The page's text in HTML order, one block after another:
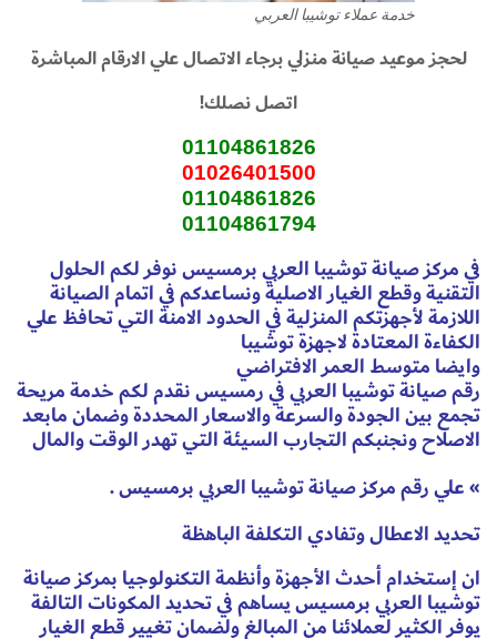
خدمة عملاء توشيبا العربي
لحجز موعيد صيانة منزلي برجاء الاتصال علي الارقام المباشرة
اتصل نصلك!
01104861826
01026401500
01104861826
01104861794
في مركز صيانة توشيبا العربي برمسيس نوفر لكم الحلول
التقنية وقطع الغيار الاصلية ونساعدكم في اتمام الصيانة
اللازمة لأجهزتكم المنزلية في الحدود الامنة التي تحافظ علي
الكفاءة المعتادة لاجهزة توشيبا
وايضا متوسط العمر الافتراضي
رقم صيانة توشيبا العربي في رمسيس نقدم لكم خدمة مريحة
تجمع بين الجودة والسرعة والاسعار المحددة وضمان مابعد
الاصلاح ونجنبكم التجارب السيئة التي تهدر الوقت والمال
» علي رقم مركز صيانة توشيبا العربي برمسيس .
تحديد الاعطال وتفادي التكلفة الباهظة
ان إستخدام أحدث الأجهزة وأنظمة التكنولوجيا بمركز صيانة
توشيبا العربي برمسيس يساهم في تحديد المكونات التالفة
يوفر الكثير لعملائنا من المبالغ ولضمان تغيير قطع الغيار